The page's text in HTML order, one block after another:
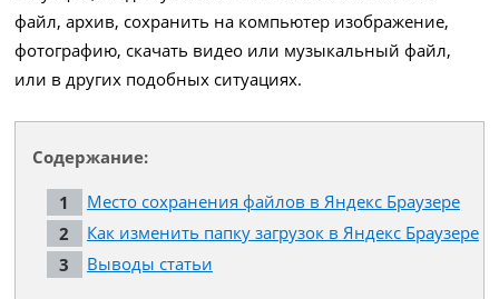
файл, архив, сохранить на компьютер изображение,
фотографию, скачать видео или музыкальный файл,
или в других подобных ситуациях.
Содержание:
Место сохранения файлов в Яндекс Браузере
Как изменить папку загрузок в Яндекс Браузере
Выводы статьи